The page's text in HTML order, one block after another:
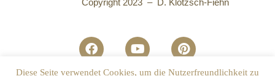
Copyright 2023 – D. Klotzsch-Fiehn
Diese Seite verwendet Cookies, um die Nutzerfreundlichkeit zu